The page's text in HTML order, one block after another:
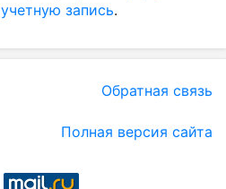
учетную запись.
Обратная связь
Полная версия сайта